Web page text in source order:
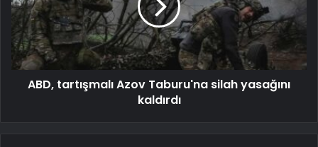
ABD, tartışmalı Azov Taburu'na silah yasağını
kaldırdı